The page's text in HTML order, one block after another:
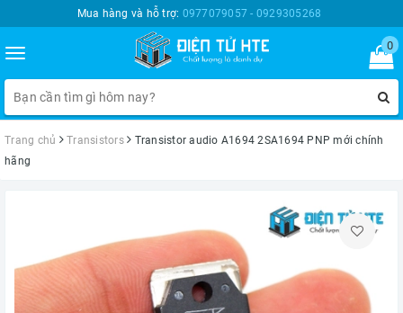
Mua hàng và hỗ trợ: 0977079057 - 0929305268
Toggle
navigation
0
Trang chủ Transistors
Transistor audio A1694 2SA1694 PNP mới chính
hãng